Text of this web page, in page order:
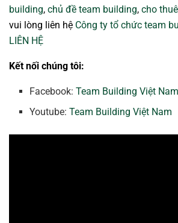
building, chủ đề team building, cho
vui lòng liên hệ Công ty tổ chức team
LIÊN HỆ
Kết nối chúng tôi:
Facebook:Team Building Việt Nam
Youtube:Team Building Việt Nam